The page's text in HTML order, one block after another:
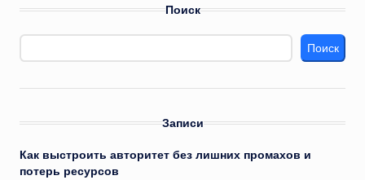
Поиск
Поиск
Записи
Как выстроить авторитет без лишних промахов и
потерь ресурсов